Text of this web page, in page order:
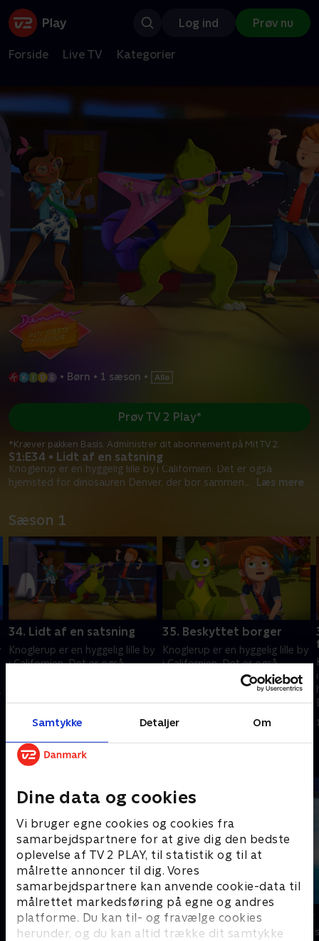
Samtykke Detaljer Om
Dine data og cookies
Vi bruger egne cookies og cookies fra
samarbejdspartnere for at give dig den bedste
oplevelse af TV 2 PLAY, til statistik og til at
målrette annoncer til dig. Vores
samarbejdspartnere kan anvende cookie-data til
målrettet markedsføring på egne og andres
platforme. Du kan til- og fravælge cookies
herunder, og du kan altid trække dit samtykke
Log ind Prøv nu
Forside Live TV Kategorier
• Børn • 1 sæson •
S1:E34 • Lidt af en satsning
Knoglerup er en hyggelig lille by i Californien. Det er også
hjemsted for dinosauren Denver, der bor sammen... Læs mere
Prøv TV 2 Play*
*Kræver pakken Basis. Administrer dit abonnement på Mit TV 2.
Sæson 1
34. Lidt af en satsning
Knoglerup er en hyggelig lille by
i Californien. Det er også
sin “menneskebror” Valde.
35. Beskyttet borger
Knoglerup er en hyggelig lille by
i Californien. Det er også
hjemsted for dinosauren
Denver, der bor sammen med
sin “menneskebror” Valde.
Andre så også
Dino Deluxe
Børneserier • 1 sæsoner
Vicke Viking
Børneserier • 1